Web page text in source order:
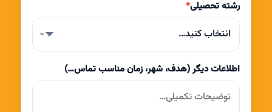
رشته تحصیلی*
انتخاب کنید…
اطلاعات دیگر (هدف، شهر، زمان مناسب تماس…)